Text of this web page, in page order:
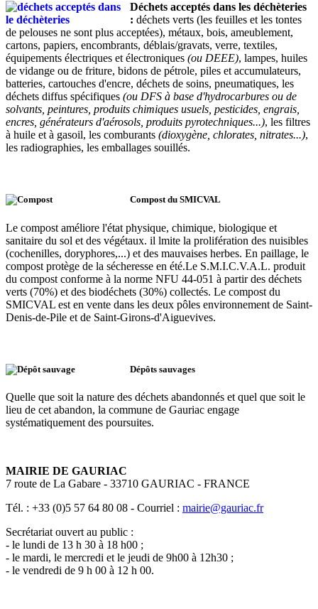
Déchets acceptés dans les déchèteries
: déchets verts (les feuilles et les tontes
de pelouses ne sont plus acceptées), métaux, bois, ameublement,
cartons, papiers, encombrants, déblais/gravats, verre, textiles,
équipements électriques et électroniques (ou DEEE), lampes, huiles
de vidange ou de friture, bidons de pétrole, piles et accumulateurs,
batteries, cartouches d'encre, déchets de soins, pneumatiques, les
déchets diffus spécifiques (ou DFS à base d'hydrocarbures ou de
solvants, peintures, produits chimiques usuels, pesticides, engrais,
encres, générateurs d'aérosols, produits pyrotechniques...), les filtres
à huile et à gasoil, les comburants (dioxygène, chlorates, nitrates...),
les radiographies, les emballages souillés.
Compost du SMICVAL
Le compost améliore l'état physique, chimique, biologique et
sanitaire du sol et des végétaux. il lmite la prolifération des nuisibles
(cochenilles, doryphores,...) et des mauvaises herbes. En paillage, le
compost protège de la sécheresse en été.Le S.M.I.C.V.A.L. produit
du compost conforme à la norme NFU 44-051 à partir des déchets
verts (70%) et des biodéchets (30%) collectés. Le compost du
SMICVAL est en vente dans les deux pôles environnement de Saint-
Denis-de-Pile et de Saint-Girons-d'Aiguevives.
Dépôts sauvages
Quelle que soit la nature des déchets abandonnés et quel que soit le
lieu de cet abandon, la commune de Gauriac engage
systématiquement des poursuites.
MAIRIE DE GAURIAC
7 route de La Gabare - 33710 GAURIAC - FRANCE
Tél. : +33 (0)5 57 64 80 08 - Courriel : mairie@gauriac.fr
Secrétariat ouvert au public :
- le lundi de 13 h 30 à 18 h00 ;
- le mardi, le mercredi et le jeudi de 9h00 à 12h30 ;
- le vendredi de 9 h 00 à 12 h 00.